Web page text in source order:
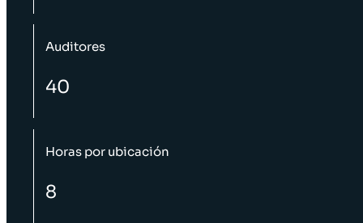
Auditores
40
Horas por ubicación
8